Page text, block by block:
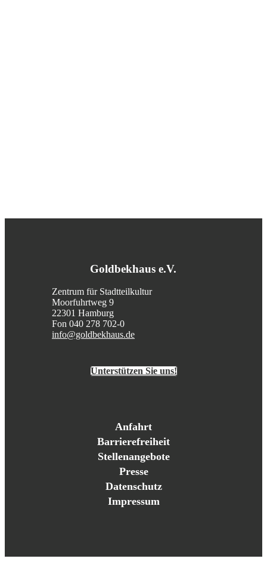
Goldbekhaus e.V.
Zentrum für Stadtteilkultur
Moorfuhrtweg 9
22301 Hamburg
Fon 040 278 702-0
info@goldbekhaus.de
Unterstützen Sie uns!
Anfahrt
Barrierefreiheit
Stellenangebote
Presse
Datenschutz
Impressum